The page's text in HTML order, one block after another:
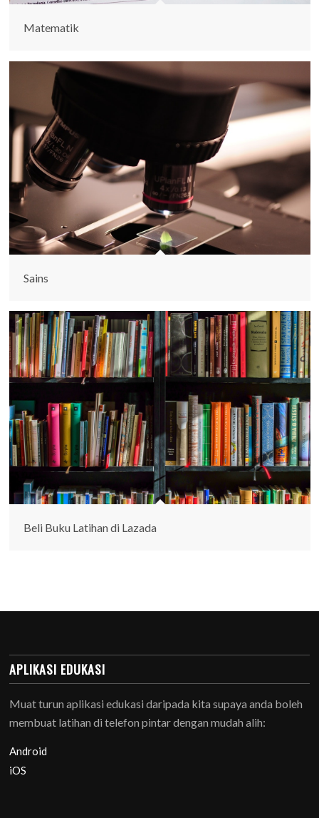
Matematik
Sains
Beli Buku Latihan di Lazada
APLIKASI EDUKASI
Muat turun aplikasi edukasi daripada kita supaya anda boleh
membuat latihan di telefon pintar dengan mudah alih:
Android
iOS